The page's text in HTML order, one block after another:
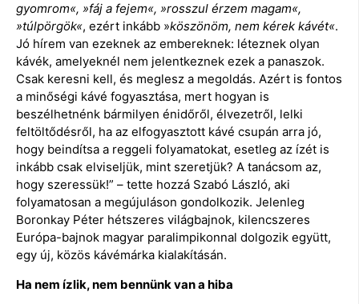
gyomrom«, »fáj a fejem«, »rosszul érzem magam«,
»túlpörgök«, ezért inkább »köszönöm, nem kérek kávét«.
Jó hírem van ezeknek az embereknek: léteznek olyan
kávék, amelyeknél nem jelentkeznek ezek a panaszok.
Csak keresni kell, és meglesz a megoldás. Azért is fontos
a minőségi kávé fogyasztása, mert hogyan is
beszélhetnénk bármilyen énidőről, élvezetről, lelki
feltöltődésről, ha az elfogyasztott kávé csupán arra jó,
hogy beindítsa a reggeli folyamatokat, esetleg az ízét is
inkább csak elviseljük, mint szeretjük? A tanácsom az,
hogy szeressük!” – tette hozzá Szabó László, aki
folyamatosan a megújuláson gondolkozik. Jelenleg
Boronkay Péter hétszeres világbajnok, kilencszeres
Európa-bajnok magyar paralimpikonnal dolgozik együtt,
egy új, közös kávémárka kialakításán.
Ha nem ízlik, nem bennünk van a hiba